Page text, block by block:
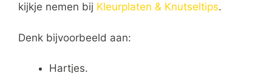
kijkje nemen bij Kleurplaten & Knutseltips.
Denk bijvoorbeeld aan:
Hartjes.